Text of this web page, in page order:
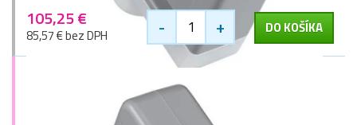
105,25 €
85,57 € bez DPH - + DO KOŠÍKA